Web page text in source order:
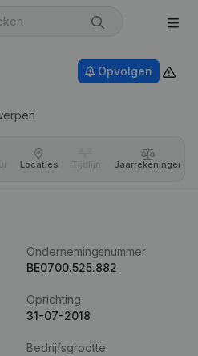
Opvolgen
Locaties Tijdlijn Jaar­rekeningen
Ondernemingsnummer
BE0700.525.882
Oprichting
31-07-2018
Bedrijfsgrootte